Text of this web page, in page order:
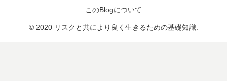
このBlogについて
© 2020 リスクと共により良く生きるための基礎知識.